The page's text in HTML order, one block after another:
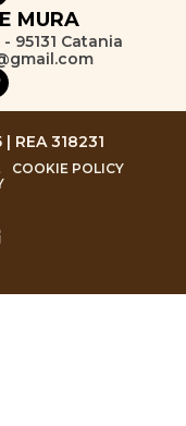
MURA
95131 Catania
REA 318231
COOKIE POLICY